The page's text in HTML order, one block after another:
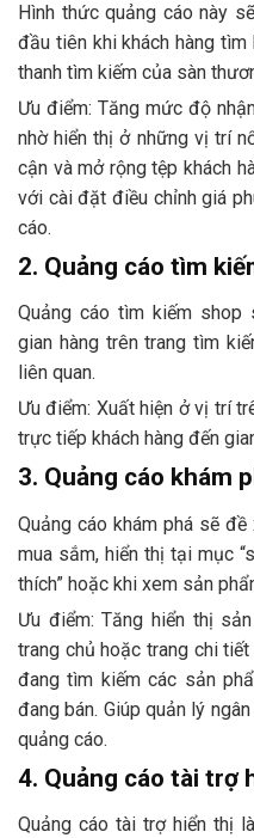
Hình thức quảng cáo này
đầu tiên khi khách hàng
thanh tìm kiếm của sàn
Ưu điểm: Tăng mức độ
nhờ hiển thị ở những vị trí
cận và mở rộng tệp khách
với cài đặt điều chỉnh giá
cáo.
2. Quảng cáo tìm
Quảng cáo tìm kiếm shop
gian hàng trên trang tìm
liên quan.
Ưu điểm: Xuất hiện ở vị trí
trực tiếp khách hàng đến
3. Quảng cáo khám
Quảng cáo khám phá sẽ
mua sắm, hiển thị tại mục
thích” hoặc khi xem sản
Ưu điểm: Tăng hiển thị
trang chủ hoặc trang chi
đang tìm kiếm các sản
đang bán. Giúp quản lý
quảng cáo.
4. Quảng cáo tài trợ
Quảng cáo tài trợ hiển thị